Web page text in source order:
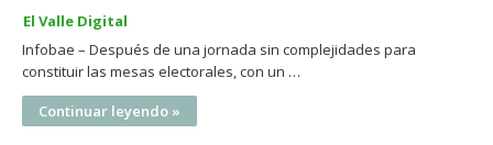
El Valle Digital
Infobae – Después de una jornada sin complejidades para
constituir las mesas electorales, con un …
Continuar leyendo »